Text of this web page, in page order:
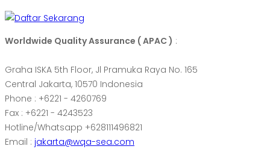
Worldwide Quality Assurance ( APAC ) :
Graha ISKA 5th Floor, Jl Pramuka Raya No. 165
Central Jakarta, 10570 Indonesia
Phone : +6221 - 4260769
Fax : +6221 - 4243523
Hotline/Whatsapp +628111496821
Email : jakarta@wqa-sea.com